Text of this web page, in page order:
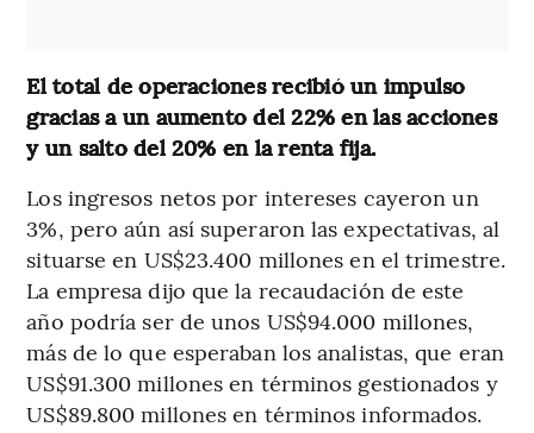
El total de operaciones recibió un impulso
gracias a un aumento del 22% en las acciones
y un salto del 20% en la renta fija.
Los ingresos netos por intereses cayeron un
3%, pero aún así superaron las expectativas, al
situarse en US$23.400 millones en el trimestre.
La empresa dijo que la recaudación de este
año podría ser de unos US$94.000 millones,
más de lo que esperaban los analistas, que eran
US$91.300 millones en términos gestionados y
US$89.800 millones en términos informados.